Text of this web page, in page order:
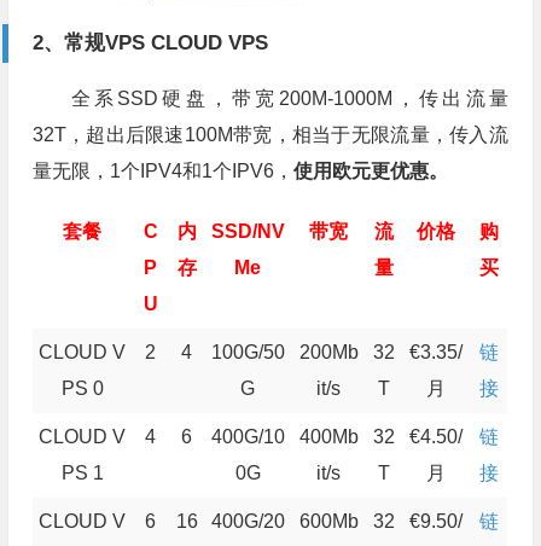
2、常规VPS CLOUD VPS
全系SSD硬盘，带宽200M-1000M，传出流量
32T，超出后限速100M带宽，相当于无限流量，传入流
量无限，1个IPV4和1个IPV6， 使用欧元更优惠。
套餐
C
P
U
内
存
SSD/NV
Me
带宽
流
量
价格
购
买
CLOUD V
PS 0
2 4
100G/50
G
200Mb
it/s
32
T
€3.35/
月
链
接
CLOUD V
PS 1
4 6
400G/10
0G
400Mb
it/s
32
T
€4.50/
月
链
接
CLOUD V
6 16
400G/20
600Mb
32
€9.50/
链